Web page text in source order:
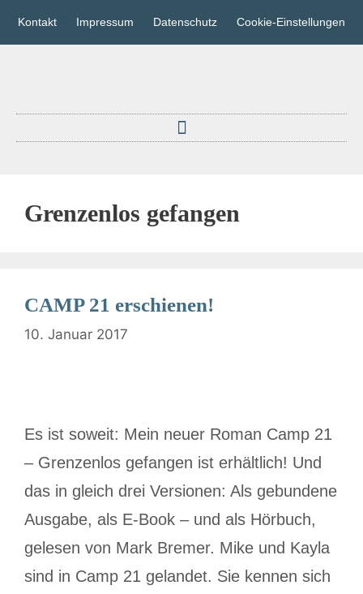
Kontakt Impressum Datenschutz Cookie-Einstellungen
Grenzenlos gefangen
CAMP 21 erschienen!
10. Januar 2017
Es ist soweit: Mein neuer Roman Camp 21
– Grenzenlos gefangen ist erhältlich! Und
das in gleich drei Versionen: Als gebundene
Ausgabe, als E-Book – und als Hörbuch,
gelesen von Mark Bremer. Mike und Kayla
sind in Camp 21 gelandet. Sie kennen sich